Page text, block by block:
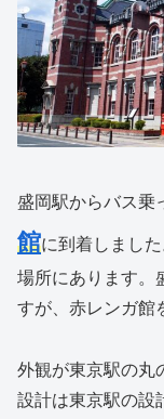
盛岡駅からバス乗
館に到着しまし
場所にあります。
すが、赤レンガ館
外観が東京駅の丸
設計は東京駅の設